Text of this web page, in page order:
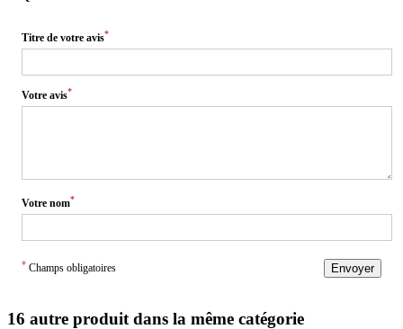
Titre de votre avis*
Votre avis*
Votre nom*
* Champs obligatoires Envoyer
16 autre produit dans la même catégorie